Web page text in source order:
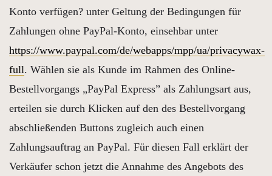
Konto verfügen? unter Geltung der Bedingungen für
Zahlungen ohne PayPal-Konto, einsehbar unter
https://www.paypal.com/de/webapps/mpp/ua/privacywax-
full. Wählen sie als Kunde im Rahmen des Online-
Bestellvorgangs „PayPal Express” als Zahlungsart aus,
erteilen sie durch Klicken auf den des Bestellvorgang
abschließenden Buttons zugleich auch einen
Zahlungsauftrag an PayPal. Für diesen Fall erklärt der
Verkäufer schon jetzt die Annahme des Angebots des